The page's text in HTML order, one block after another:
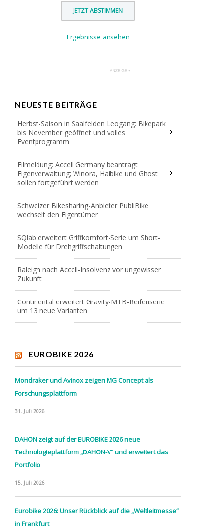
Ergebnisse ansehen
NEUESTE BEITRÄGE
Herbst-Saison in Saalfelden Leogang: Bikepark
bis November geöffnet und volles
Eventprogramm
Eilmeldung: Accell Germany beantragt
Eigenverwaltung; Winora, Haibike und Ghost
sollen fortgeführt werden
Schweizer Bikesharing-Anbieter PubliBike
wechselt den Eigentümer
SQlab erweitert Griffkomfort-Serie um Short-
Modelle für Drehgriffschaltungen
Raleigh nach Accell-Insolvenz vor ungewisser
Zukunft
Continental erweitert Gravity-MTB-Reifenserie
um 13 neue Varianten
EUROBIKE 2026
Mondraker und Avinox zeigen MG Concept als
Forschungsplattform
31. Juli 2026
DAHON zeigt auf der EUROBIKE 2026 neue
Technologieplattform „DAHON-V“ und erweitert das
Portfolio
15. Juli 2026
Eurobike 2026: Unser Rückblick auf die „Weltleitmesse“
in Frankfurt